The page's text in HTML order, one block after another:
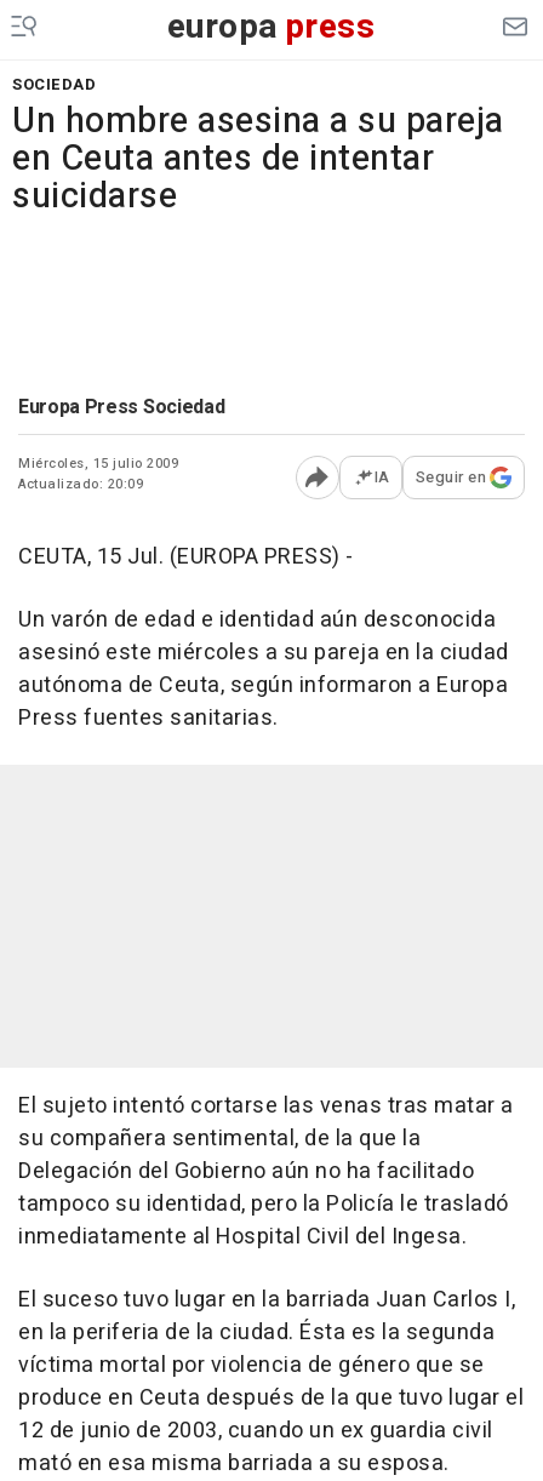
europa press
SOCIEDAD
Un hombre asesina a su pareja
en Ceuta antes de intentar
suicidarse
Europa Press Sociedad
Miércoles, 15 julio 2009
Actualizado: 20:09
Abrir opciones para
IA Seguir en
CEUTA, 15 Jul. (EUROPA PRESS) -
Un varón de edad e identidad aún desconocida
asesinó este miércoles a su pareja en la ciudad
autónoma de Ceuta, según informaron a Europa
Press fuentes sanitarias.
El sujeto intentó cortarse las venas tras matar a
su compañera sentimental, de la que la
Delegación del Gobierno aún no ha facilitado
tampoco su identidad, pero la Policía le trasladó
inmediatamente al Hospital Civil del Ingesa.
El suceso tuvo lugar en la barriada Juan Carlos I,
en la periferia de la ciudad. Ésta es la segunda
víctima mortal por violencia de género que se
produce en Ceuta después de la que tuvo lugar el
12 de junio de 2003, cuando un ex guardia civil
mató en esa misma barriada a su esposa.